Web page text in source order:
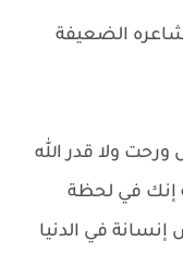
الضعيفة
ولا قدر الله
إنك في لحظة
في الدنيا